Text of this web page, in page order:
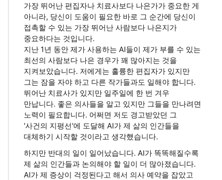
가장 뛰어난 편집자나 치료사보다 나은가가 중요한 게
아니라, 당신이 도움이 필요한 바로 그 순간에 당신이
접촉할 수 있는 가장 뛰어난 사람보다 나은지가
중요하다는 것입니다.
지난 1년 동안 제가 사용하는 AI들이 제가 부를 수 있는
최선의 사람보다 나은 경우가 꽤 많아지는 것을
지켜보았습니다. 저에게는 훌륭한 편집자가 있지만
그는 잠을 자야 하고 다른 작가들과도 일해야 합니다.
뛰어난 치료사가 있지만 일주일에 한 번 겨우
만납니다. 좋은 의사들을 알고 있지만 그들을 만나려면
노력이 필요합니다. 어쩌면 저도 경고받았던 그
'사건의 지평선'에 도달해 AI가 제 삶의 인간들을
대체하기 시작할 것이라고 생각했습니다.
하지만 반대의 일이 일어났습니다. AI가 똑똑해질수록
제 삶의 인간들과 논의해야 할 일이 더 많아졌습니다.
AI가 제 증상이 걱정된다고 해서 의사 예약을 잡았고